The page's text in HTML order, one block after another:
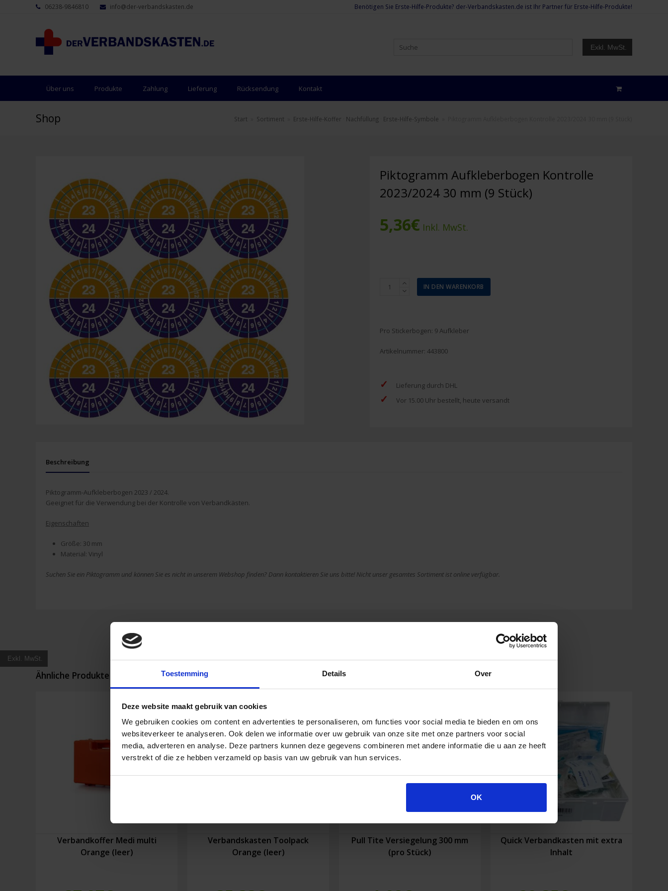
Toestemming Details Over
Deze website maakt gebruik van cookies
We gebruiken cookies om content en advertenties te personaliseren, om functies voor social media te bieden en om ons
websiteverkeer te analyseren. Ook delen we informatie over uw gebruik van onze site met onze partners voor social
media, adverteren en analyse. Deze partners kunnen deze gegevens combineren met andere informatie die u aan ze heeft
verstrekt of die ze hebben verzameld op basis van uw gebruik van hun services.
OK
Exkl. MwSt.
06238-9846810 info@der-verbandskasten.de Benötigen Sie Erste-Hilfe-Produkte? der-Verbandskasten.de ist Ihr Partner für Erste-Hilfe-Produkte!
Exkl. MwSt.
Über uns Produkte Zahlung Lieferung Rücksendung Kontakt
Shop Start Sortiment Erste-Hilfe-Koffer Nachfüllung Erste-Hilfe-Symbole
Piktogramm Aufkleberbogen Kontrolle
2023/2024 30 mm (9 Stück)
5,36€ Inkl. MwSt.
Piktogramm
Aufkleberbogen
mm
Stück)
IN DEN WARENKORB
Pro Stickerbogen: 9 Aufkleber
Artikelnummer: 443800
✓ Lieferung durch DHL
✓ Vor 15.00 Uhr bestellt, heute versandt
Beschreibung
Piktogramm-Aufkleberbogen 2023 / 2024.
Geeignet für die Verwendung bei der Kontrolle von Verbandkästen.
Eigenschaften
Größe: 30 mm
Material: Vinyl
Suchen Sie ein Piktogramm und können Sie es nicht in unserem Webshop finden? Dann kontaktieren Sie uns bitte! Nicht unser gesamtes Sortiment ist online verfügbar.
Ähnliche Produkte
Verbandkoffer Medi multi
Orange (leer)
Verbandskasten Toolpack
Orange (leer)
Pull Tite Versiegelung 300 mm
(pro Stück)
Quick Verbandkasten mit extra
Inhalt